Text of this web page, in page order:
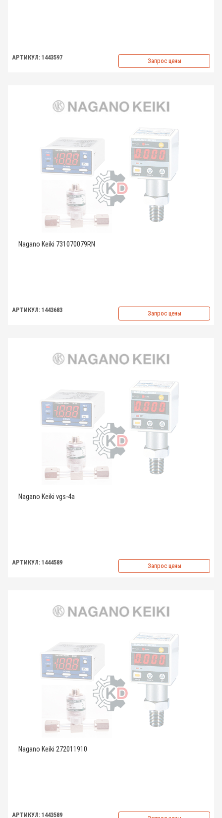
АРТИКУЛ: 1443597 Запрос цены
Nagano Keiki 731070079RN
АРТИКУЛ: 1443683 Запрос цены
Nagano Keiki vgs-4a
АРТИКУЛ: 1444589 Запрос цены
Nagano Keiki 272011910
АРТИКУЛ: 1443589